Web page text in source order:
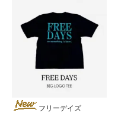
フリーデイズ